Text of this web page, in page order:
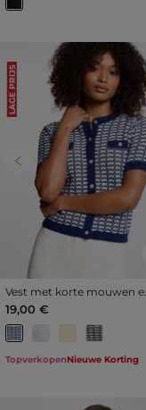
LAGE PRIJS
Previous
Vest met korte mouwen en
print marineblauw vrouw
19,00 €
TopverkopenNieuwe Korting